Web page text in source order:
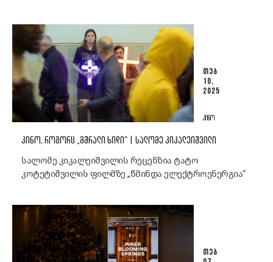
ᲗᲔᲑ
10,
2025
ᲙᲘᲜᲝ
ᲙᲘᲜᲝ, ᲠᲝᲒᲝᲠᲪ „ᲛᲨᲠᲐᲚᲘ ᲮᲘᲓᲘ“ | ᲡᲐᲚᲝᲛᲔ ᲙᲘᲙᲐᲚᲔᲘᲨᲕᲘᲚᲘ
სალომე კიკალეიშვილის რეცენზია ტატო
კოტეტიშვილის ფილმზე „წმინდა ელექტროენერგია“
ᲗᲔᲑ